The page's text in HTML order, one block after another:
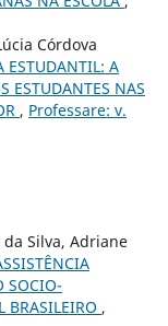
Córdova
ESTUDANTIL: A
ESTUDANTES NAS
, Professare: v.
Silva, Adriane
SOCIO-
BRASILEIRO ,